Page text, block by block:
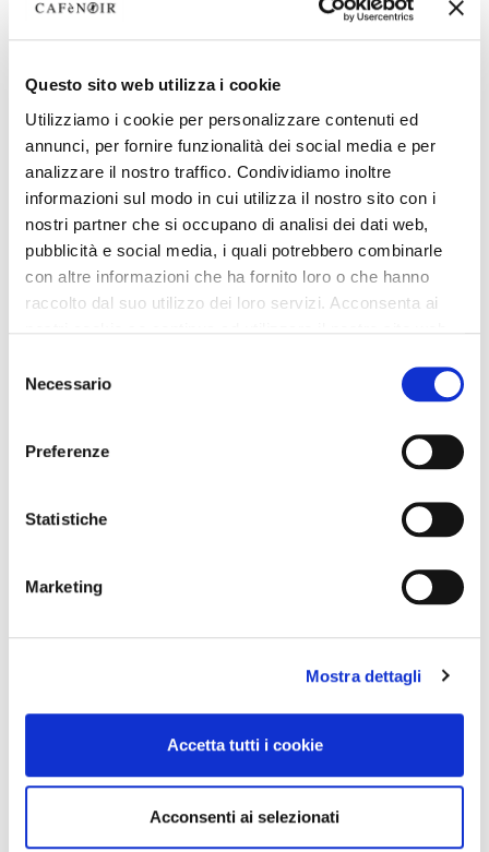
Questo sito web utilizza i cookie
Utilizziamo i cookie per personalizzare contenuti ed
annunci, per fornire funzionalità dei social media e per
analizzare il nostro traffico. Condividiamo inoltre
informazioni sul modo in cui utilizza il nostro sito con i
nostri partner che si occupano di analisi dei dati web,
pubblicità e social media, i quali potrebbero combinarle
con altre informazioni che ha fornito loro o che hanno
raccolto dal suo utilizzo dei loro servizi. Acconsenta ai
delNecessario
Preferenze
Statistiche
Marketing
Mostra dettagli
Accetta tutti i cookie
Acconsenti ai selezionati